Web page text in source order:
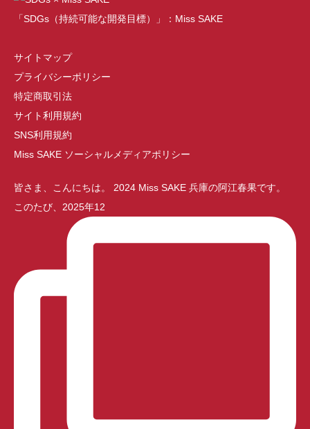
「SDGs（持続可能な開発目標）」：Miss SAKE
サイトマップ
プライバシーポリシー
特定商取引法
サイト利用規約
SNS利用規約
Miss SAKE ソーシャルメディアポリシー
皆さま、こんにちは。 2024 Miss SAKE 兵庫の阿江春果です。
このたび、2025年12